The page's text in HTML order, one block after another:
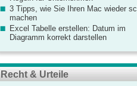
3 Tipps, wie Sie Ihren Mac wieder
machen
Excel Tabelle erstellen: Datum im
Diagramm korrekt darstellen
Recht & Urteile